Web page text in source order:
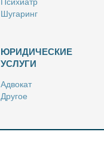
Шу­га­ринг
ЮРИДИЧЕСКИЕ
УСЛУГИ
Адво­кат
Дру­гое
Ри­эл­тор